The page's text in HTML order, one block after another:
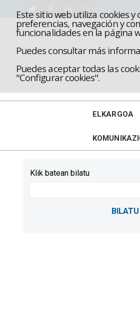
Este sitio web utiliza cookies
preferencias, navegación y
funcionalidades en la página
Puedes consultar más
Puedes aceptar todas las
"Configurar cookies".
ELKARGOA
Klik batean bilatu